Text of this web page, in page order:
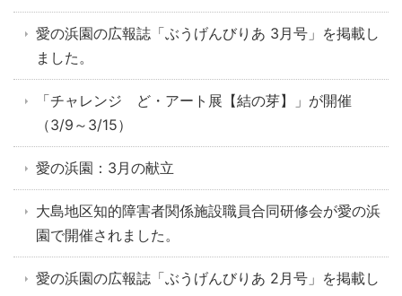
愛の浜園の広報誌「ぶうげんびりあ 3月号」を掲載し
ました。
「チャレンジ ど・アート展【結の芽】」が開催
（3/9～3/15）
愛の浜園：3月の献立
大島地区知的障害者関係施設職員合同研修会が愛の浜
園で開催されました。
愛の浜園の広報誌「ぶうげんびりあ 2月号」を掲載し